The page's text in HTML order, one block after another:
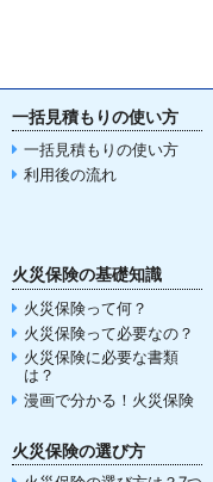
一括見積もりの使い方
一括見積もりの使い方
利用後の流れ
火災保険の基礎知識
火災保険って何？
火災保険って必要なの？
火災保険に必要な書類
は？
漫画で分かる！火災保険
火災保険の選び方